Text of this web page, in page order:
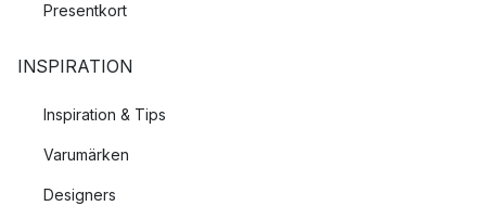
Presentkort
INSPIRATION
Inspiration & Tips
Varumärken
Designers